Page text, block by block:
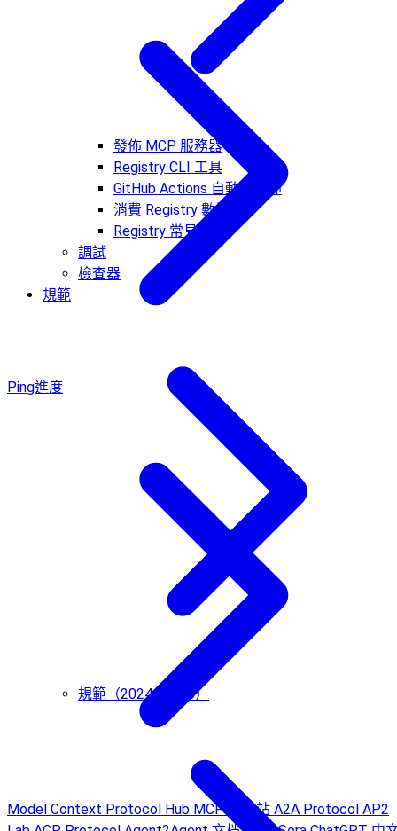
發佈 MCP 服務器
Registry CLI 工具
GitHub Actions 自動化發佈
消費 Registry 數據
Registry 常見問題
調試
檢查器
規範
規範（2024-11-05）
Ping進度
Model Context Protocol Hub MCP 中文站 A2A Protocol AP2